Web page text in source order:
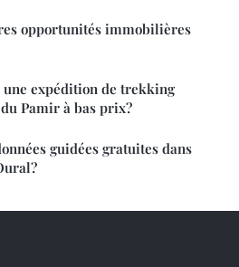
opportunités immobilières
expédition de trekking
Pamir à bas prix?
guidées gratuites dans